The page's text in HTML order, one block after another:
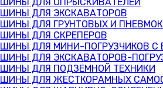
ШИНЫ ДЛЯ ЭКСКАВАТОРОВ
ШИНЫ ДЛЯ ГРУНТОВЫХ И
ШИНЫ ДЛЯ СКРЕПЕРОВ
ШИНЫ ДЛЯ МИНИ-ПОГРУЗЧИКОВ С
ШИНЫ ДЛЯ ЭКСКАВАТОРОВ-
ШИНЫ ДЛЯ ПОДЗЕМНОЙ ТЕХНИКИ
ШИНЫ ДЛЯ ЖЕСТКОРАМНЫХ